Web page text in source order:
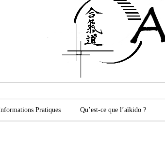
Pratiques Qu’est-ce que l’aïkido ?